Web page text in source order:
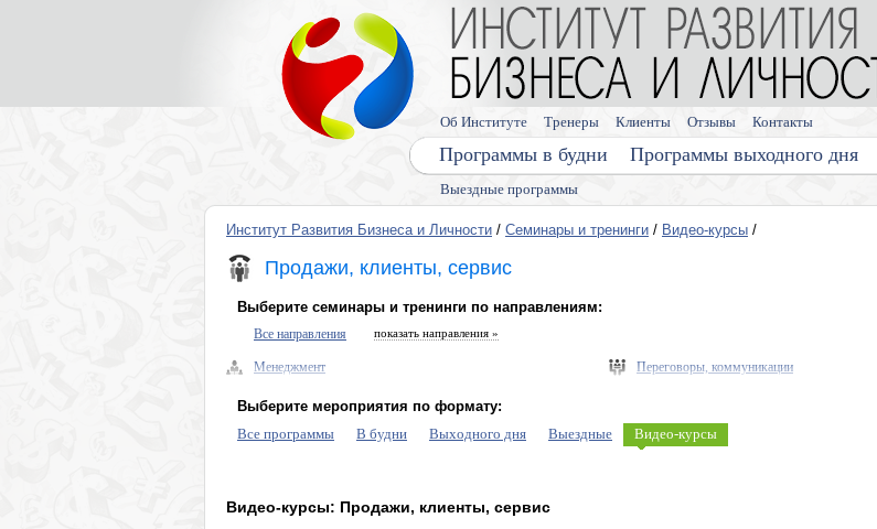
Выездные программы
Программы в будни Программы выходного дня
Об Институте Тренеры Клиенты Отзывы Контакты
Институт Развития Бизнеса и Личности / Семинары и тренинги / Видео-курсы /
Продажи, клиенты, сервис
Выберите семинары и тренинги по направлениям:
Все направления показать направления »
Менеджмент
Маркетинг, реклама, PR, копирайтинг
Переговоры, коммуникации
Память, мышление, интеллект
Диагностика личности
Выберите мероприятия по формату:
Все программы
В будни Выходного дня Выездные Видео-курсы
Видео-курсы: Продажи, клиенты, сервис